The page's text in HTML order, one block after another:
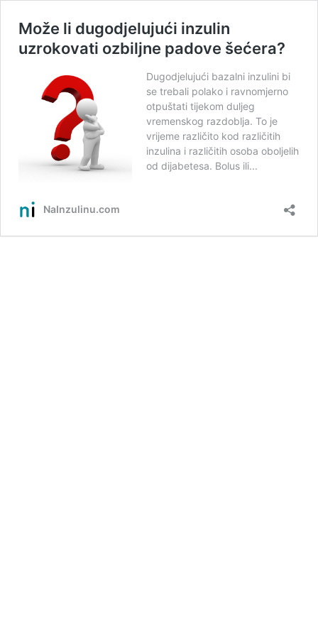
Može li dugodjelujući inzulin
uzrokovati ozbiljne padove šećera?
Dugodjelujući bazalni inzulini bi
se trebali polako i ravnomjerno
otpuštati tijekom duljeg
vremenskog razdoblja. To je
vrijeme različito kod različitih
inzulina i različitih osoba oboljelih
od dijabetesa. Bolus ili...
NaInzulinu.com